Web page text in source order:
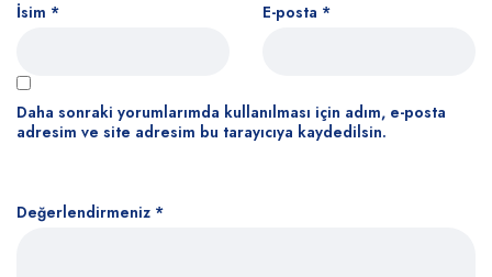
Değerlendirmeniz *
İsim * E-posta *
Daha sonraki yorumlarımda kullanılması için adım, e-posta
adresim ve site adresim bu tarayıcıya kaydedilsin.